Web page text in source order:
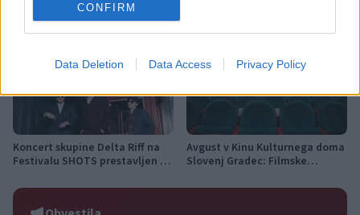
CONFIRM
Data Deletion Data Access Privacy Policy
Plohe in nevihte bodo do
večera zajele večji del države
jubilejni 70. Koroški turistični
Koncert skupine Delta Riff na
Festivalu SHOTS prestavljen na
Avgust v Kinu Kulturnega doma
Slovenj Gradec: Filmske
počitniški kino